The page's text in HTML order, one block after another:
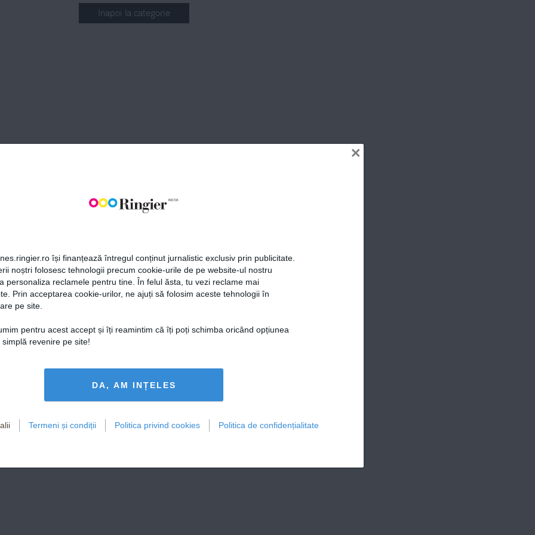
×
își finanțează întregul conținut jurnalistic exclusiv prin publicitate.
noștri folosesc tehnologii precum cookie-urile de pe website-ul nostru
personaliza reclamele pentru tine. În felul ăsta, tu vezi reclame mai
Prin acceptarea cookie-urilor, ne ajuți să folosim aceste tehnologii în
pe site.
pentru acest accept și îți reamintim că îți poți schimba oricând opțiunea
simplă revenire pe site!
DA, AM INȚELES
Termeni și condiții Politica privind cookies Politica de confidențialitate
Inapoi la categorie
Fii la curent cu toate aparițiile din grupul Ringier.
© 2026 Ringier Romania. Toate drepturile rezervate